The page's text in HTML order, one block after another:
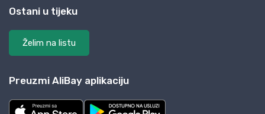
Ostani u tijeku
Želim na listu
Preuzmi AliBay aplikaciju